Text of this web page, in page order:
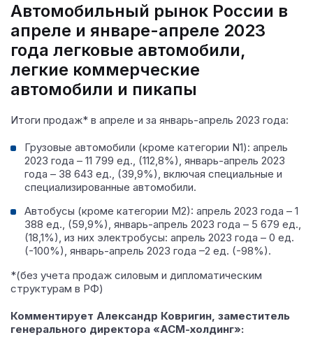
Автомобильный рынок России в
апреле и январе-апреле 2023
года легковые автомобили,
легкие коммерческие
автомобили и пикапы
Итоги продаж* в апреле и за январь-апрель 2023 года:
Грузовые автомобили (кроме категории N1): апрель
2023 года – 11 799 ед., (112,8%), январь-апрель 2023
года – 38 643 ед., (39,9%), включая специальные и
специализированные автомобили.
Автобусы (кроме категории М2): апрель 2023 года – 1
388 ед., (59,9%), январь-апрель 2023 года – 5 679 ед.,
(18,1%), из них электробусы: апрель 2023 года – 0 ед.
(-100%), январь-апрель 2023 года –2 ед. (-98%).
*(без учета продаж силовым и дипломатическим
структурам в РФ)
Комментирует Александр Ковригин, заместитель
генерального директора «АСМ-холдинг»: